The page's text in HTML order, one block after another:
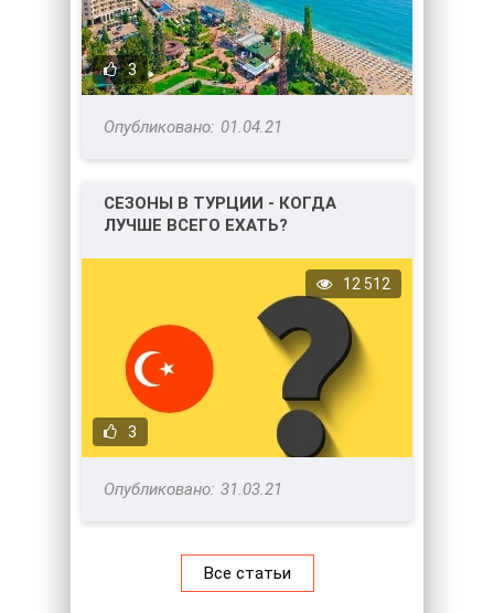
3
01.04.21
СЕЗОНЫ В ТУРЦИИ - КОГДА
ЛУЧШЕ ВСЕГО ЕХАТЬ?
3
12 512
31.03.21
Все статьи